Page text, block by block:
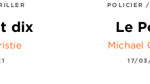
dix
POLICIER
Le
Michael
17/